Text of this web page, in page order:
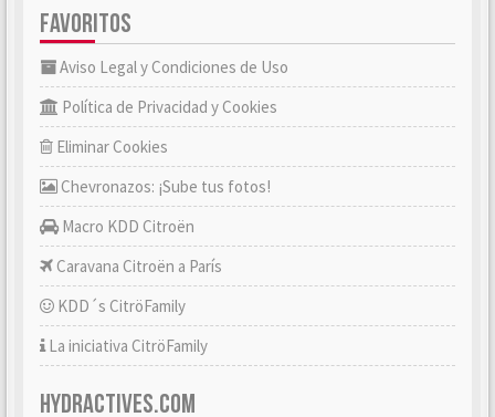
FAVORITOS
Aviso Legal y Condiciones de Uso
Política de Privacidad y Cookies
Eliminar Cookies
Chevronazos: ¡Sube tus fotos!
Macro KDD Citroën
Caravana Citroën a París
KDD´s CitröFamily
La iniciativa CitröFamily
HYDRACTIVES.COM